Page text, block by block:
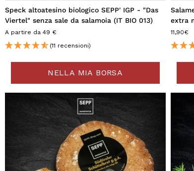
Speck altoatesino biologico SEPP' IGP - "Das
Viertel" senza sale da salamoia (IT BIO 013)
A partire da 49 €
(11 recensioni)
NELLA MIA BORSA
extra
11,90€